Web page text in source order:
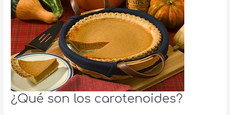
¿Qué son los carotenoides?